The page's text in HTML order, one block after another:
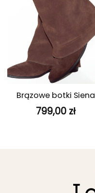
Brązowe botki Siena
799,00 zł